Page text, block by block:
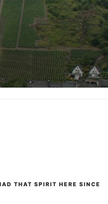
THAT SPIRIT HERE SINCE